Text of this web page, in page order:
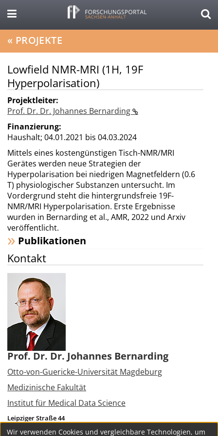
« PROJEKTE
Lowfield NMR-MRI (1H, 19F
Hyperpolarisation)
Projektleiter:
Prof. Dr. Dr. Johannes Bernarding
Finanzierung:
Haushalt; 04.01.2021 bis 04.03.2024
Mittels eines kostengünstigen Tisch-NMR/MRI
Gerätes werden neue Strategien der
Hyperpolarisation bei niedrigen Magnetfeldern (0.6
T) physiologischer Substanzen untersucht. Im
Vordergrund steht die hintergrundsfreie 19F-
NMR/MRI Hyperpolarisation. Erste Ergebnisse
wurden in Bernarding et al., AMR, 2022 und Arxiv
veröffentlicht.
Publikationen
Kontakt
Prof. Dr. Dr. Johannes Bernarding
Otto-von-Guericke-Universität Magdeburg
Medizinische Fakultät
Institut für Medical Data Science
Leipziger Straße 44
39120
Magdeburg
Wir verwenden Cookies und vergleichbare Technologien, um